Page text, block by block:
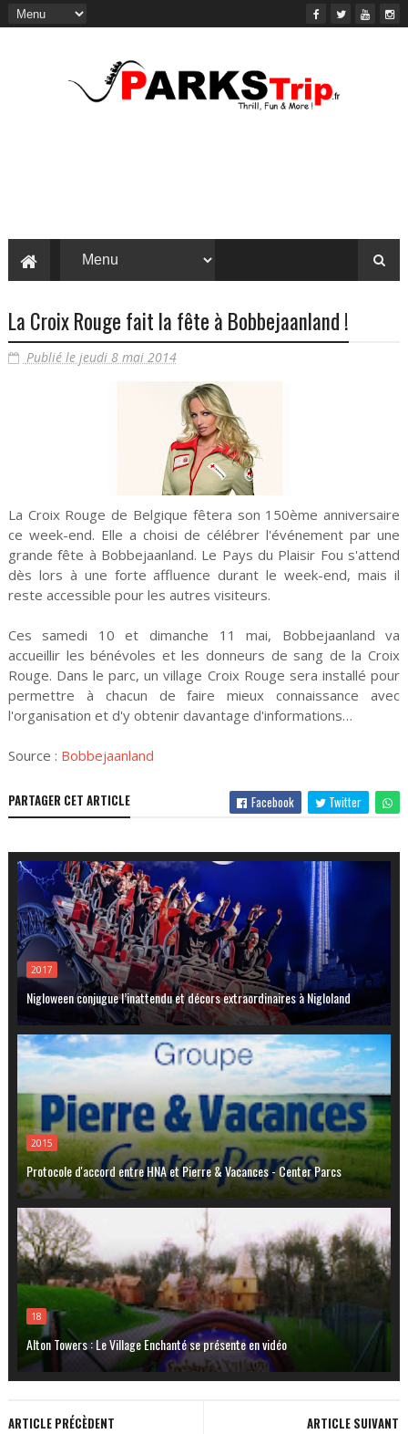
La Croix Rouge fait la fête à Bobbejaanland !
Publié le jeudi 8 mai 2014
La Croix Rouge de Belgique fêtera son 150ème anniversaire
ce week-end. Elle a choisi de célébrer l'événement par une
grande fête à Bobbejaanland. Le Pays du Plaisir Fou s'attend
dès lors à une forte affluence durant le week-end, mais il
reste accessible pour les autres visiteurs.
Ces samedi 10 et dimanche 11 mai, Bobbejaanland va
accueillir les bénévoles et les donneurs de sang de la Croix
Rouge. Dans le parc, un village Croix Rouge sera installé pour
permettre à chacun de faire mieux connaissance avec
l'organisation et d'y obtenir davantage d'informations…
Source : Bobbejaanland
PARTAGER CET ARTICLE Facebook Twitter
2017
Nigloween conjugue l’inattendu et décors extraordinaires à Nigloland
2015
Protocole d'accord entre HNA et Pierre & Vacances - Center Parcs
18
Alton Towers : Le Village Enchanté se présente en vidéo
ARTICLE SUIVANT
ARTICLE PRÉCÈDENT